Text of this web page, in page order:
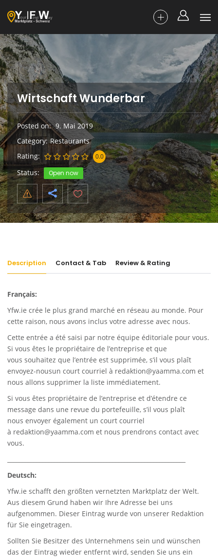
Wirtschaft Wunderbar
Posted on 9. Mai 2019
Category Restaurants
Rating
0.0
Status Open now
Description Contact & Tab Review & Rating
Français:
Yfw.ie crée le plus grand marché en réseau au monde. Pour
cette raison, nous avons inclus votre adresse avec nous.
Cette entrée a été saisi par notre équipe éditoriale pour vous.
Si vous êtes le propriétaire de l’entreprise et que
vous souhaitez que l’entrée est supprimée, s’il vous plaît
envoyez-nousun court courriel à redaktion@yaamma.com et
nous allons supprimer la liste immédiatement.
Si vous êtes propriétaire de l’entreprise et d’étendre ce
message dans une revue du portefeuille, s’il vous plaît
nous envoyer également un court courriel
à redaktion@yaamma.com et nous prendrons contact avec
vous.
Deutsch:
Yfw.ie schafft den größten vernetzten Marktplatz der Welt.
Aus diesem Grund haben wir Ihre Adresse bei uns
aufgenommen. Dieser Eintrag wurde von unserer Redaktion
für Sie eingetragen.
Sollten Sie Besitzer des Unternehmens sein und wünschen
das der Eintrag wieder entfernt wird, senden Sie uns ein